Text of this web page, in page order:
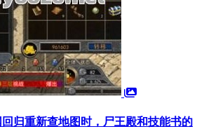
归重新查地图时，尸王殿和技能书的